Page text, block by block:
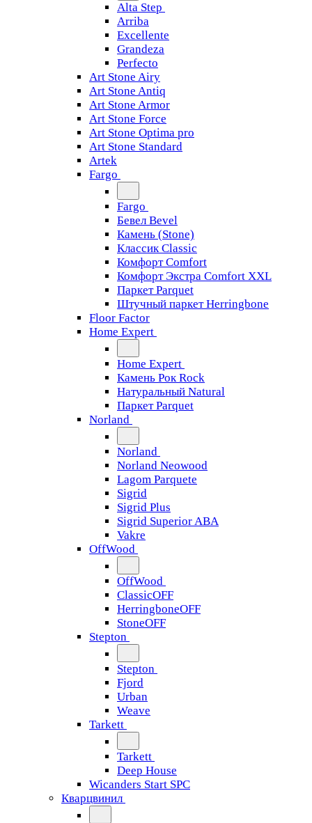
Alta Step
Arriba
Excellente
Grandeza
Perfecto
Art Stone Airy
Art Stone Antiq
Art Stone Armor
Art Stone Force
Art Stone Optima pro
Art Stone Standard
Artek
Fargo
Fargo
Бевел Bevel
Камень (Stone)
Классик Classic
Комфорт Comfort
Комфорт Экстра Comfort XXL
Паркет Parquet
Штучный паркет Herringbone
Floor Factor
Home Expert
Home Expert
Камень Рок Rock
Натуральный Natural
Паркет Parquet
Norland
Norland
Norland Neowood
Lagom Parquete
Sigrid
Sigrid Plus
Sigrid Superior ABA
Vakre
OffWood
OffWood
ClassicOFF
HerringboneOFF
StoneOFF
Stepton
Stepton
Fjord
Urban
Weave
Tarkett
Tarkett
Deep House
Wicanders Start SPC
Кварцвинил